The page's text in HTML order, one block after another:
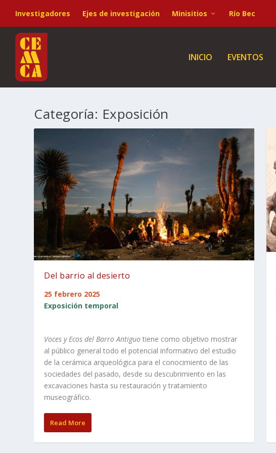
Investigadores Ejes de investigación Minisitios Río Bec
INICIO EVENTOS
Categoría: Exposición
Del barrio al desierto
25 febrero 2025
Exposición temporal
Voces y Ecos del Barro Antiguo tiene como objetivo mostrar
al público general todo el potencial informativo del estudio
de la cerámica arqueológica para el conocimiento de las
sociedades del pasado, desde su descubrimiento en las
excavaciones hasta su restauración y tratamiento
museográfico.
Read More